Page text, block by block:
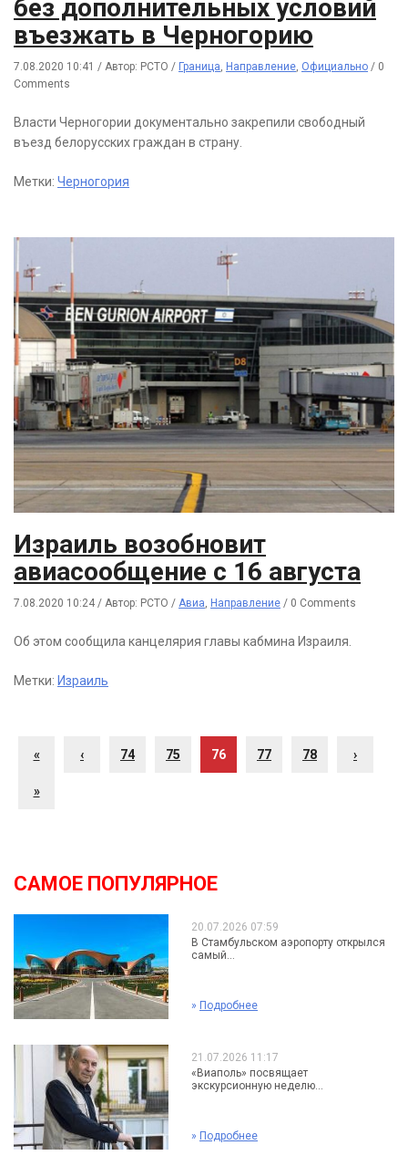
без дополнительных условий
въезжать в Черногорию
7.08.2020 10:41 / Автор: РСТО / Граница Направление Официально / 0
Comments
Власти Черногории документально закрепили свободный
въезд белорусских граждан в страну.
Метки: Черногория
Израиль возобновит
авиасообщение с 16 августа
7.08.2020 10:24 / Автор: РСТО / Авиа, Направление / 0 Comments
Об этом сообщила канцелярия главы кабмина Израиля.
Метки: Израиль
« ‹ 74 75 76 77 78 ›
»
САМОЕ ПОПУЛЯРНОЕ
20.07.2026 07:59
В Стамбульском аэропорту открылся
самый...
» Подробнее
21.07.2026 11:17
«Виаполь» посвящает
экскурсионную неделю...
» Подробнее